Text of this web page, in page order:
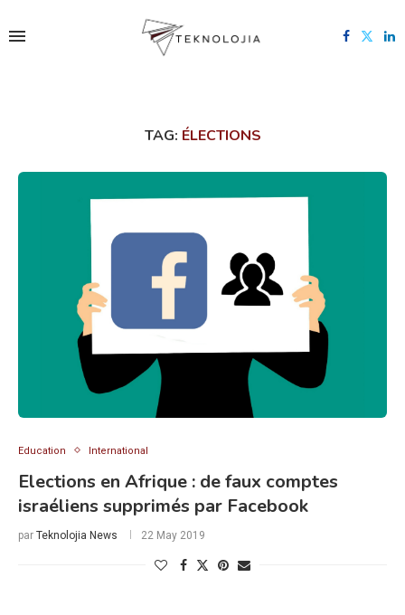
TAG: ÉLECTIONS
Education International
Elections en Afrique : de faux comptes
israéliens supprimés par Facebook
par Teknolojia News 22 May 2019